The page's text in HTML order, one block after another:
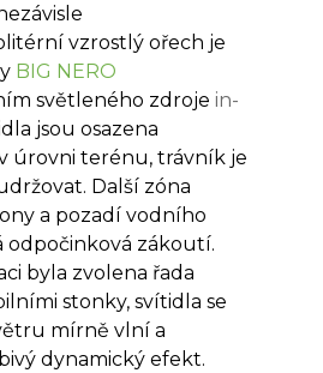
vzrostlý ořech je
BIG NERO
světleného zdroje in-
jsou osazena
úrovni terénu, trávník je
Další zóna
a pozadí vodního
zákoutí.
byla zvolena řada
stonky, svítidla se
mírně vlní a
dynamický efekt.